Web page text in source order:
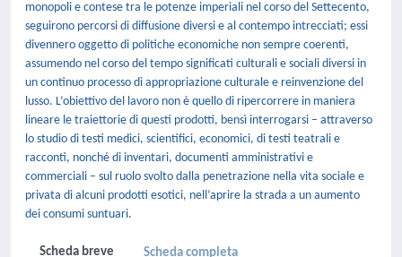
monopoli e contese tra le potenze imperiali nel corso del Settecento,
seguirono percorsi di diffusione diversi e al contempo intrecciati; essi
divennero oggetto di politiche economiche non sempre coerenti,
assumendo nel corso del tempo significati culturali e sociali diversi in
un continuo processo di appropriazione culturale e reinvenzione del
lusso. L’obiettivo del lavoro non è quello di ripercorrere in maniera
lineare le traiettorie di questi prodotti, bensì interrogarsi – attraverso
lo studio di testi medici, scientifici, economici, di testi teatrali e
racconti, nonché di inventari, documenti amministrativi e
commerciali – sul ruolo svolto dalla penetrazione nella vita sociale e
privata di alcuni prodotti esotici, nell’aprire la strada a un aumento
dei consumi suntuari.
Scheda breve Scheda completa